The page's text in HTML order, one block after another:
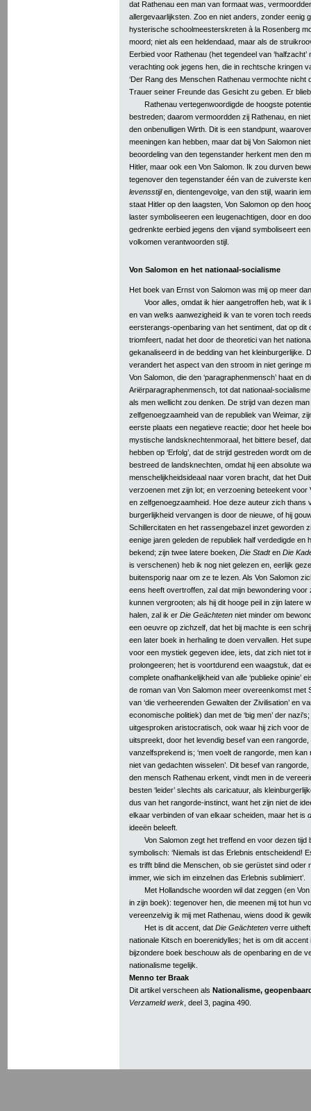
dat Rathenau een man van formaat was,
allergevaarlijksten. Zoo en niet anders, zonder eenig
hysterische schoolmeesterskreten à la Rosenberg
moord; niet als een heldendaad, maar als de
Eerbied voor Rathenau (het tegendeel van
verachting ook jegens hen, die in rechtsche kringen
‘Der Rang des Menschen Rathenau vermochte nicht
Trauer seiner Freunde das Gesicht zu geben. Er blieb
Rathenau vertegenwoordigde de hoogste
bestreden; daarom vermoordden zij Rathenau, en
den onbenulligen Wirth. Dit is een standpunt,
meeningen kan hebben, maar dat bij Von Salomon
beoordeling van den tegenstander herkent men den
Hitler, maar ook een Von Salomon. Ik zou durven
tegenover den tegenstander één van de zuiverste
levensstijlen, dientengevolge, van den stijl, waarin
staat Hitler op den laagsten, Von Salomon op den
laster symboliseeren een leugenachtigen, door en
gedrenkte eerbied jegens den vijand symboliseert
volkomen verantwoorden stijl.
Von Salomon en het nationaal-socialisme
Het boek van Ernst von Salomon was mij op meer
Voor alles, omdat ik hier aangetroffen heb, wat
en van welks aanwezigheid ik van te voren toch
eersterangs-openbaring van het sentiment, dat op dit
triomfeert, nadat het door de theoretici van het
gekanaliseerd in de bedding van het kleinburgerlijke.
verandert het aspect van den stroom in niet geringe
Von Salomon, die den ‘paragraphenmensch’ haat en
Ariërparagraphenmensch, tot dat nationaal-
als men wellicht zou denken. De strijd van dezen
zelfgenoegzaamheid van de republiek van Weimar,
eerste plaats een negatieve reactie; door het heele
mystische landsknechtenmoraal, het bittere besef,
hebben op ‘Erfolg’, dat de strijd gestreden wordt om
bestreed de landsknechten, omdat hij een absolute
menschelijkheidsideaal naar voren bracht, dat het
verzoenen met zijn lot; en verzoening beteekent voor
en zelfgenoegzaamheid. Hoe deze auteur zich thans
burgerlijkheid vervangen is door de nieuwe, of hij
Schillercitaten en het rassengebazel inzet geworden
eenige jaren geleden de republiek half verdedigde en
bekend; zijn twee latere boeken, Die Stadten Die
is verschenen) heb ik nog niet gelezen en, eerlijk
buitensporig naar om ze te lezen. Als Von Salomon
eens heeft overtroffen, zal dat mijn bewondering
kunnen vergrooten; als hij dit hooge peil in zijn latere
halen, zal ik er Die Geächteten niet minder om
een oeuvre op zichzelf, dat het bij machte is een
een later boek in herhaling te doen vervallen. Het
voor een mystiek gegeven idee, iets, dat zich niet tot
prolongeeren; het is voortdurend een waagstuk, dat
complete onafhankelijkheid van alle ‘publieke opinie’
de roman van Von Salomon meer overeenkomst met
van ‘die verheerenden Gewalten der Zivilisation’ en
economische politiek) dan met de ‘big men’ der
uitgesproken aristocratisch, ook waar hij zich voor
uitspreekt, door het levendig besef van een
vanzelfsprekend is; ‘men voelt de rangorde, men
niet van gedachten wisselen’. Dit besef van
den mensch Rathenau erkent, vindt men in de
besten ‘leider’ slechts als caricatuur, als
dus van het rangorde-instinct, want het zijn niet de
elkaar verbinden of van elkaar scheiden, maar het is
ideeën beleeft.
Von Salomon zegt het treffend en voor dezen tijd
symbolisch: ‘Niemals ist das Erlebnis entscheidend!
es trifft blind die Menschen, ob sie gerüstet sind oder
immer, wie sich im einzelnen das Erlebnis sublimiert’.
Met Hollandsche woorden wil dat zeggen (en
in zijn boek): tegenover hen, die meenen mij tot hun
vereenzelvig ik mij met Rathenau, wiens dood ik
Het is dit accent, dat Die Geächteten verre
nationale Kitsch en boerenidylles; het is om dit
bijzondere boek beschouw als de openbaring en de
nationalisme tegelijk.
Menno ter Braak
Dit artikel verscheen als Nationalisme,
Verzameld werk , deel 3, pagina 490.